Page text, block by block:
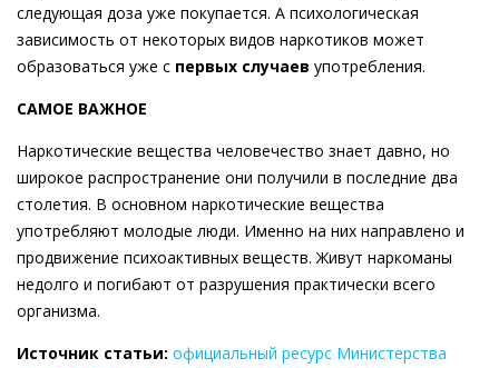
следующая доза уже покупается. А психологическая
зависимость от некоторых видов наркотиков может
образоваться уже с первых случаев употребления.
САМОЕ ВАЖНОЕ
Наркотические вещества человечество знает давно, но
широкое распространение они получили в последние два
столетия. В основном наркотические вещества
употребляют молодые люди. Именно на них направлено и
продвижение психоактивных веществ. Живут наркоманы
недолго и погибают от разрушения практически всего
организма.
Источник статьи: официальный ресурс Министерства